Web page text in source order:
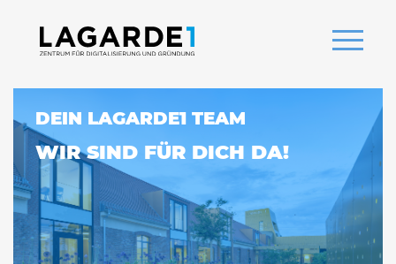
DEIN LAGARDE1 TEAM
WIR SIND FÜR DICH DA!